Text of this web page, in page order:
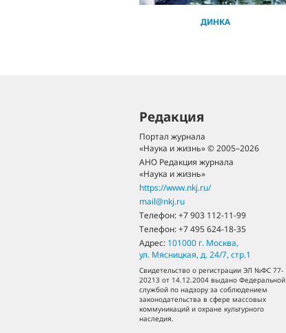
ДИНКА
Редакция
Портал журнала
«Наука и жизнь» © 2005–2026
АНО Редакция журнала
«Наука и жизнь»
https://www.nkj.ru/
mail@nkj.ru
Телефон:+7 903 112-11-99
Телефон:+7 495 624-18-35
Адрес: 101000 г. Москва,
ул. Мясницкая, д. 24/7, стр.1
Свидетельство о регистрации ЭЛ №ФС 77-
20213 от 14.12.2004 выдано Федеральной
службой по надзору за соблюдением
законодательства в сфере массовых
коммуникаций и охране культурного
наследия.